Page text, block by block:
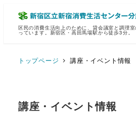
区民の消費生活向上のために、貸会議室と調理
っています。新宿区・高田馬場駅から徒歩3分。
トップページ 講座・イベント情報
講座・イベント情報